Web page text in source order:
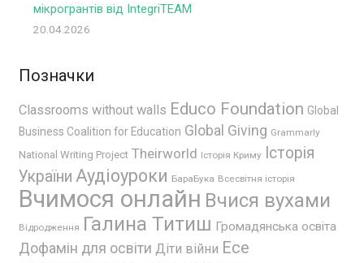
мікрогрантів від IntegriTEAM
20.04.2026
Позначки
Classrooms without walls Educo Foundation Global
Business Coalition for Education Global Giving Grammarly
National Writing Project Theirworld Історія Криму
Історія
України Аудіоуроки БараБука Всесвітня історія
Вчимося онлайн Вчися вухами
Відродження Галина Титиш Громадянська освіта
Дофамін для освіти Діти війни Есе